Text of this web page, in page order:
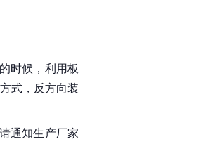
时候，利用板
式，反方向装
通知生产厂家